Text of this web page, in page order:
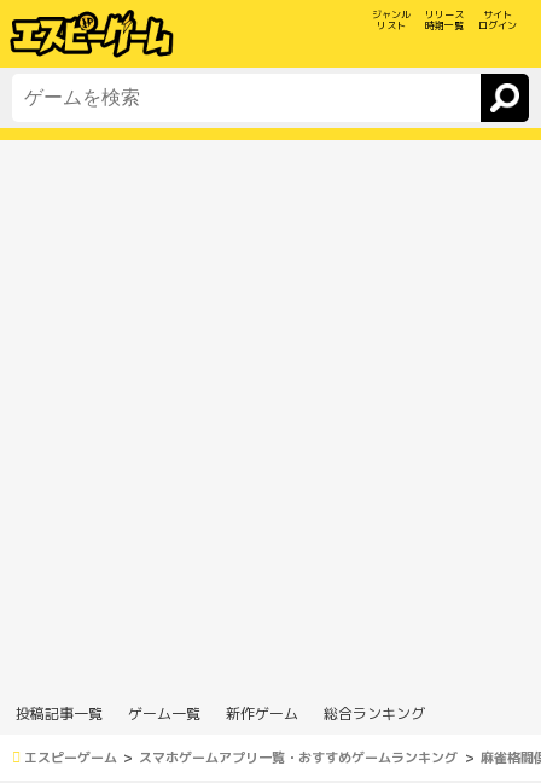
ジャンル
リスト
リリース
時期一覧
サイト
ログイン
投稿記事一覧 ゲーム一覧 新作ゲーム 総合ランキング
エスピーゲーム スマホゲームアプリ一覧・おすすめゲームランキング 麻雀格闘